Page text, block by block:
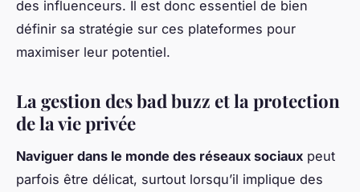
des influenceurs. Il est donc essentiel de bien
définir sa stratégie sur ces plateformes pour
maximiser leur potentiel.
La gestion des bad buzz et la protection
de la vie privée
Naviguer dans le monde des réseaux sociaux peut
parfois être délicat, surtout lorsqu’il implique des